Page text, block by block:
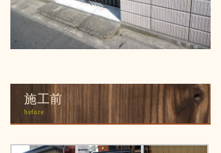
施工前
before